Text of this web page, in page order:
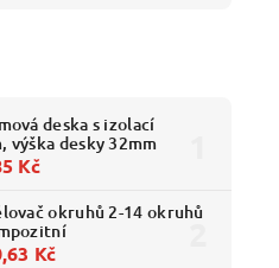
deska s izolací
výška desky 32mm
Kč
okruhů 2-14 okruhů
Kč